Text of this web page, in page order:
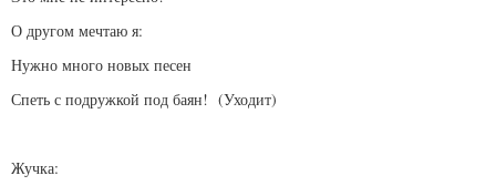
О другом мечтаю я:
Нужно много новых песен
Спеть с подружкой под баян! (Уходит)
Жучка: